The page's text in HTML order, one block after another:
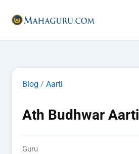
Blog / Aarti
Ath Budhwar Aarti
Guru